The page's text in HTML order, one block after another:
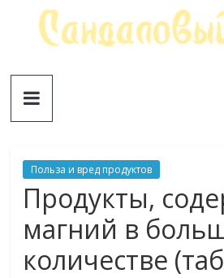
Сандаловый
Польза и вред продуктов
Продукты,
магний в
количестве